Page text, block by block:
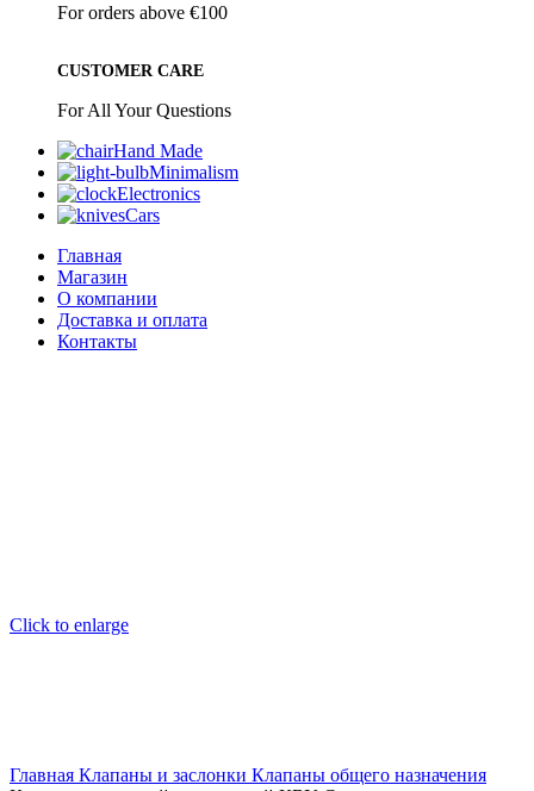
For orders above €100
CUSTOMER CARE
For All Your Questions
Hand Made
Minimalism
Electronics
Cars
Главная
Магазин
О компании
Доставка и оплата
Контакты
Click to enlarge
Главная Клапаны и заслонки Клапаны общего назначения